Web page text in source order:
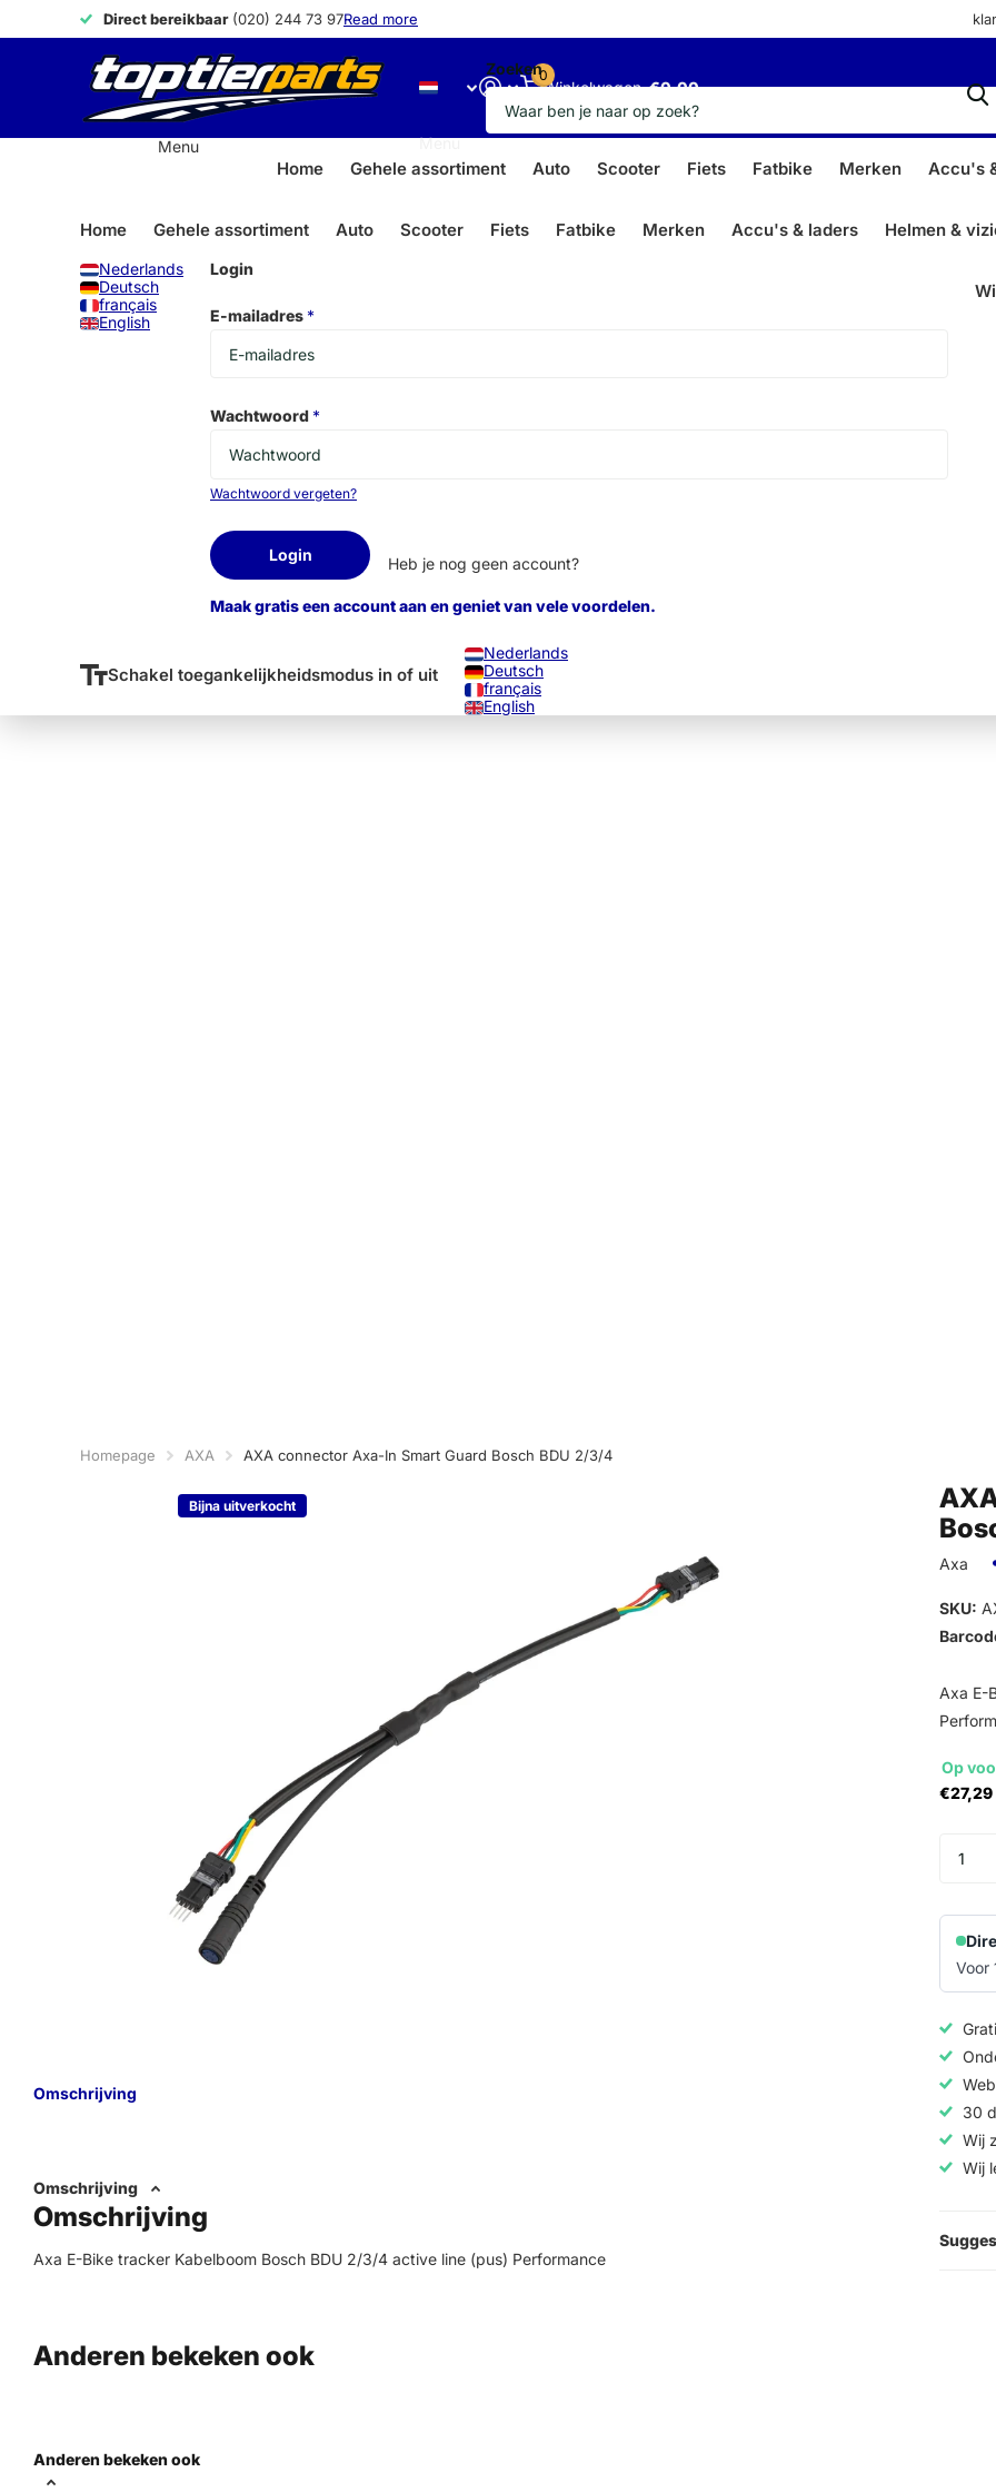
Direct bereikbaar(020) 244 73 97Read more
Direct bereikbaar
Zoeken
Menu
Winkelwagen
0
€0,00
Menu
Home Gehele assortiment Auto Scooter Fiets Fatbike Merken Accu's
Home Gehele assortiment Auto Scooter Fiets Fatbike Merken Accu's & laders Helmen &
Nederlands
Deutsch
français
English
Login
E-mailadres *
Wachtwoord *
Wachtwoord vergeten?
Login Heb je nog geen account?
Maak gratis een account aan en geniet van vele voordelen.
Schakel toegankelijkheidsmodus in of uit
Nederlands
Deutsch
français
English
Homepage AXA AXA connector Axa-In Smart Guard Bosch BDU 2/3/4
Bijna uitverkocht
Omschrijving
Omschrijving
Omschrijving
Axa E-Bike tracker Kabelboom Bosch BDU 2/3/4 active line (pus) Performance
Axa
SKU:
Axa E-
Op
€27,29
Voor
30
Wij
Wij
Anderen bekeken ook
Anderen bekeken ook